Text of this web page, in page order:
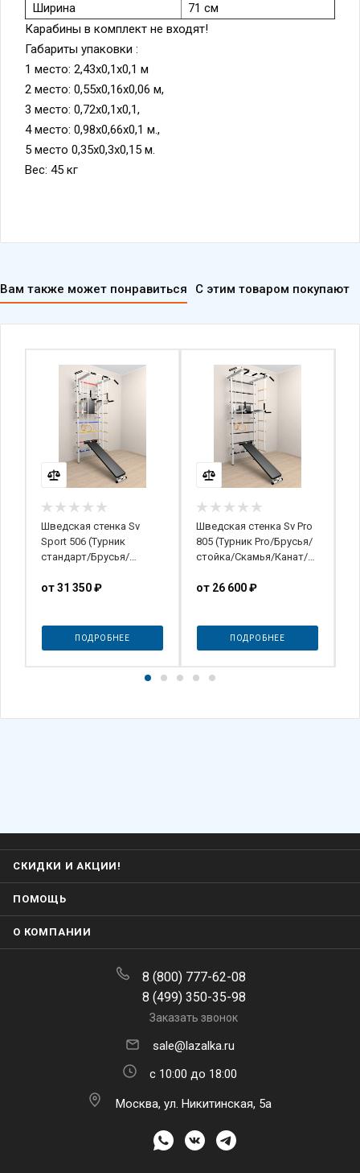
Ширина
71 см
Карабины в комплект не входят!
Габариты упаковки :
1 место: 2,43х0,1х0,1 м
2 место: 0,55х0,16х0,06 м,
3 место: 0,72х0,1х0,1,
4 место: 0,98х0,66х0,1 м.,
5 место 0,35х0,3х0,15 м.
Вес: 45 кг
Вам также может понравиться С этим товаром покупают
Шведская стенка Sv
Sport 506 (Турник
стандарт/Брусья/
Лестница)
от31 350 ₽
ПОДРОБНЕЕ
Шведская стенка Sv Pro
805 (Турник Pro/Брусья/
стойка/Скамья/Канат/
от 26 600 ₽
ПОДРОБНЕЕ
СКИДКИ И АКЦИИ!
ПОМОЩЬ
О КОМПАНИИ
8 (800) 777-62-08
8 (499) 350-35-98
Заказать звонок
sale@lazalka.ru
с 10:00 до 18:00
Москва, ул. Никитинская, 5а